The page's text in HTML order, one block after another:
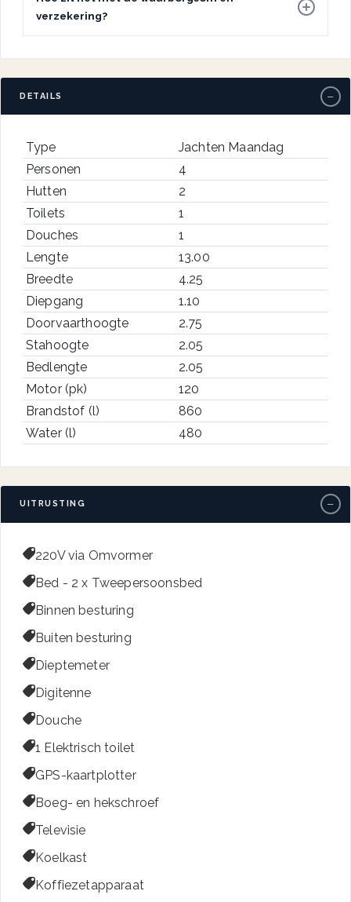
DETAILS −
Type
Jachten Maandag
Personen
4
Hutten
2
Toilets
1
Douches
1
Lengte
13.00
Breedte
4.25
Diepgang
1.10
Doorvaarthoogte
2.75
Stahoogte
2.05
Bedlengte
2.05
Motor (pk)
120
Brandstof (l)
860
Water (l)
480
UITRUSTING −
220V via Omvormer
Bed - 2 x Tweepersoonsbed
Binnen besturing
Buiten besturing
Dieptemeter
Digitenne
Douche
1 Elektrisch toilet
GPS-kaartplotter
Boeg- en hekschroef
Televisie
Koelkast
Koffiezetapparaat
verzekering?